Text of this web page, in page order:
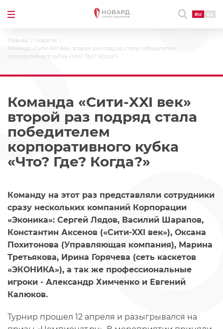
RU EN
Главная
Новости
Команда «Сити-XXI век» второй раз подряд стала победителем
корпоративного кубка «Что? Где? Когда?»
Команда «Сити-XXI век»
второй раз подряд стала
победителем
корпоративного кубка
«Что? Где? Когда?»
Команду на этот раз представляли сотрудники
сразу нескольких компаний Корпорации
«Эконика»: Сергей Лядов, Василий Шарапов,
Константин Аксенов («Сити-XXI век»), Оксана
Похитонова (Управляющая компания), Марина
Третьякова, Ирина Горячева (сеть каскетов
«ЭКОНИКА»), a так же профессиональные
игроки - Александр Химченко и Евгений
Калюков.
Турнир прошел 12 апреля и разыгрывался на